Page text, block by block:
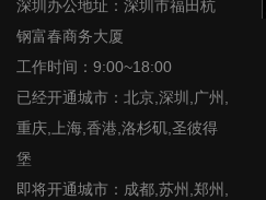
深圳办公地址：深圳市福田杭
钢富春商务大厦
工作时间：9:00~18:00
已经开通城市：北京,深圳,广州,
重庆,上海,香港,洛杉矶,圣彼得
堡
即将开通城市：成都,苏州,郑州,